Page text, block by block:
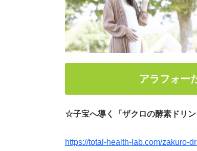
アラフォー
☆子宝へ導く「ザクロの酵素ドリン
https://total-health-lab.com/zakuro-